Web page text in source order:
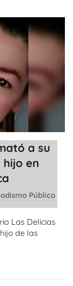
a su
en
Público
Las Delicias
de las